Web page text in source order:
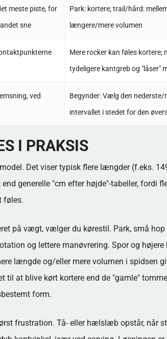
meste piste, for
sne
Park: kortere; trail/hård:
længere/mere volumen
Mere rocker kan føles kortere;
tydeligere kantgreb og "låser"
ved
Begynder: Vælg den nederste/
intervallet i stedet for den
I PRAKSIS
Det viser typisk flere længder (f.eks.
generelle "cm efter højde"-tabeller, fordi
føles.
på vægt, vælger du kørestil. Park, små
og lettere manøvrering. Spor og højere
længde og/eller mere volumen i spidsen
til at blive kørt kortere end de "gamle"
form.
frustration. Tå- eller hælslæb opstår, når